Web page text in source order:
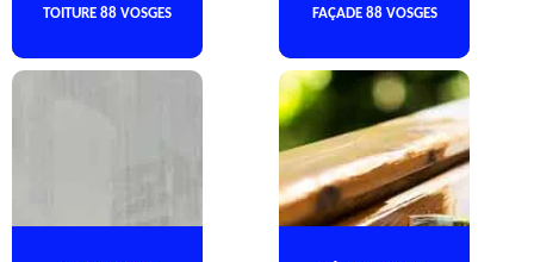
TOITURE 88 VOSGES
FAÇADE 88 VOSGES